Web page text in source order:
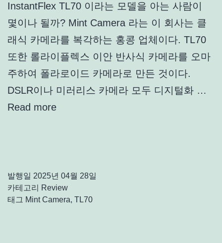
InstantFlex TL70 이라는 모델을 아는 사람이
몇이나 될까? Mint Camera 라는 이 회사는 클
래식 카메라를 복각하는 홍콩 업체이다. TL70
또한 롤라이플렉스 이안 반사식 카메라를 오마
주하여 폴라로이드 카메라로 만든 것이다.
DSLR이나 미러리스 카메라 모두 디지털화 …
Read more
발행일 2025년 04월 28일
카테고리
Review
태그 Mint Camera, TL70